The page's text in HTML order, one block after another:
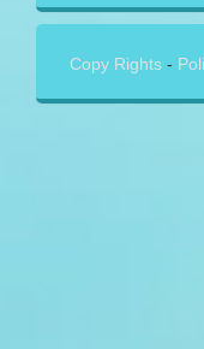
Copy Rights -